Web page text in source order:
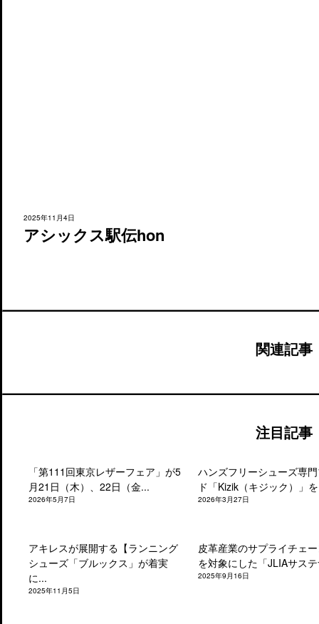
2025年11月4日
アシックス駅伝hon
関連記事
注目記事
「第111回東京レザーフェア」が5
月21日（木）、22日（金...
2026年5月7日
ハンズフリーシューズ専
ド「Kizik（キジック）」
2026年3月27日
アキレスが展開する【ランニング
シューズ「ブルックス」が着実
に...
2025年11月5日
皮革産業のサプライチェ
を対象にした「JLIAサス
2025年9月16日